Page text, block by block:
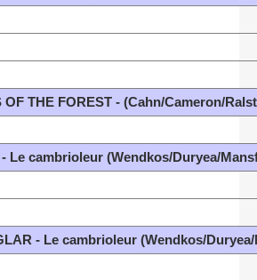
OF THE FOREST - (Cahn/Cameron/
Le cambrioleur (Wendkos/Duryea/
- Le cambrioleur (Wendkos/